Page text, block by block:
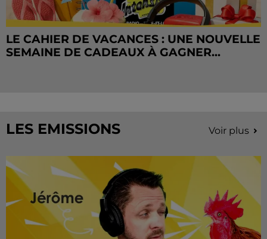
LE CAHIER DE VACANCES : UNE NOUVELLE
SEMAINE DE CADEAUX À GAGNER...
LES EMISSIONS Voir plus